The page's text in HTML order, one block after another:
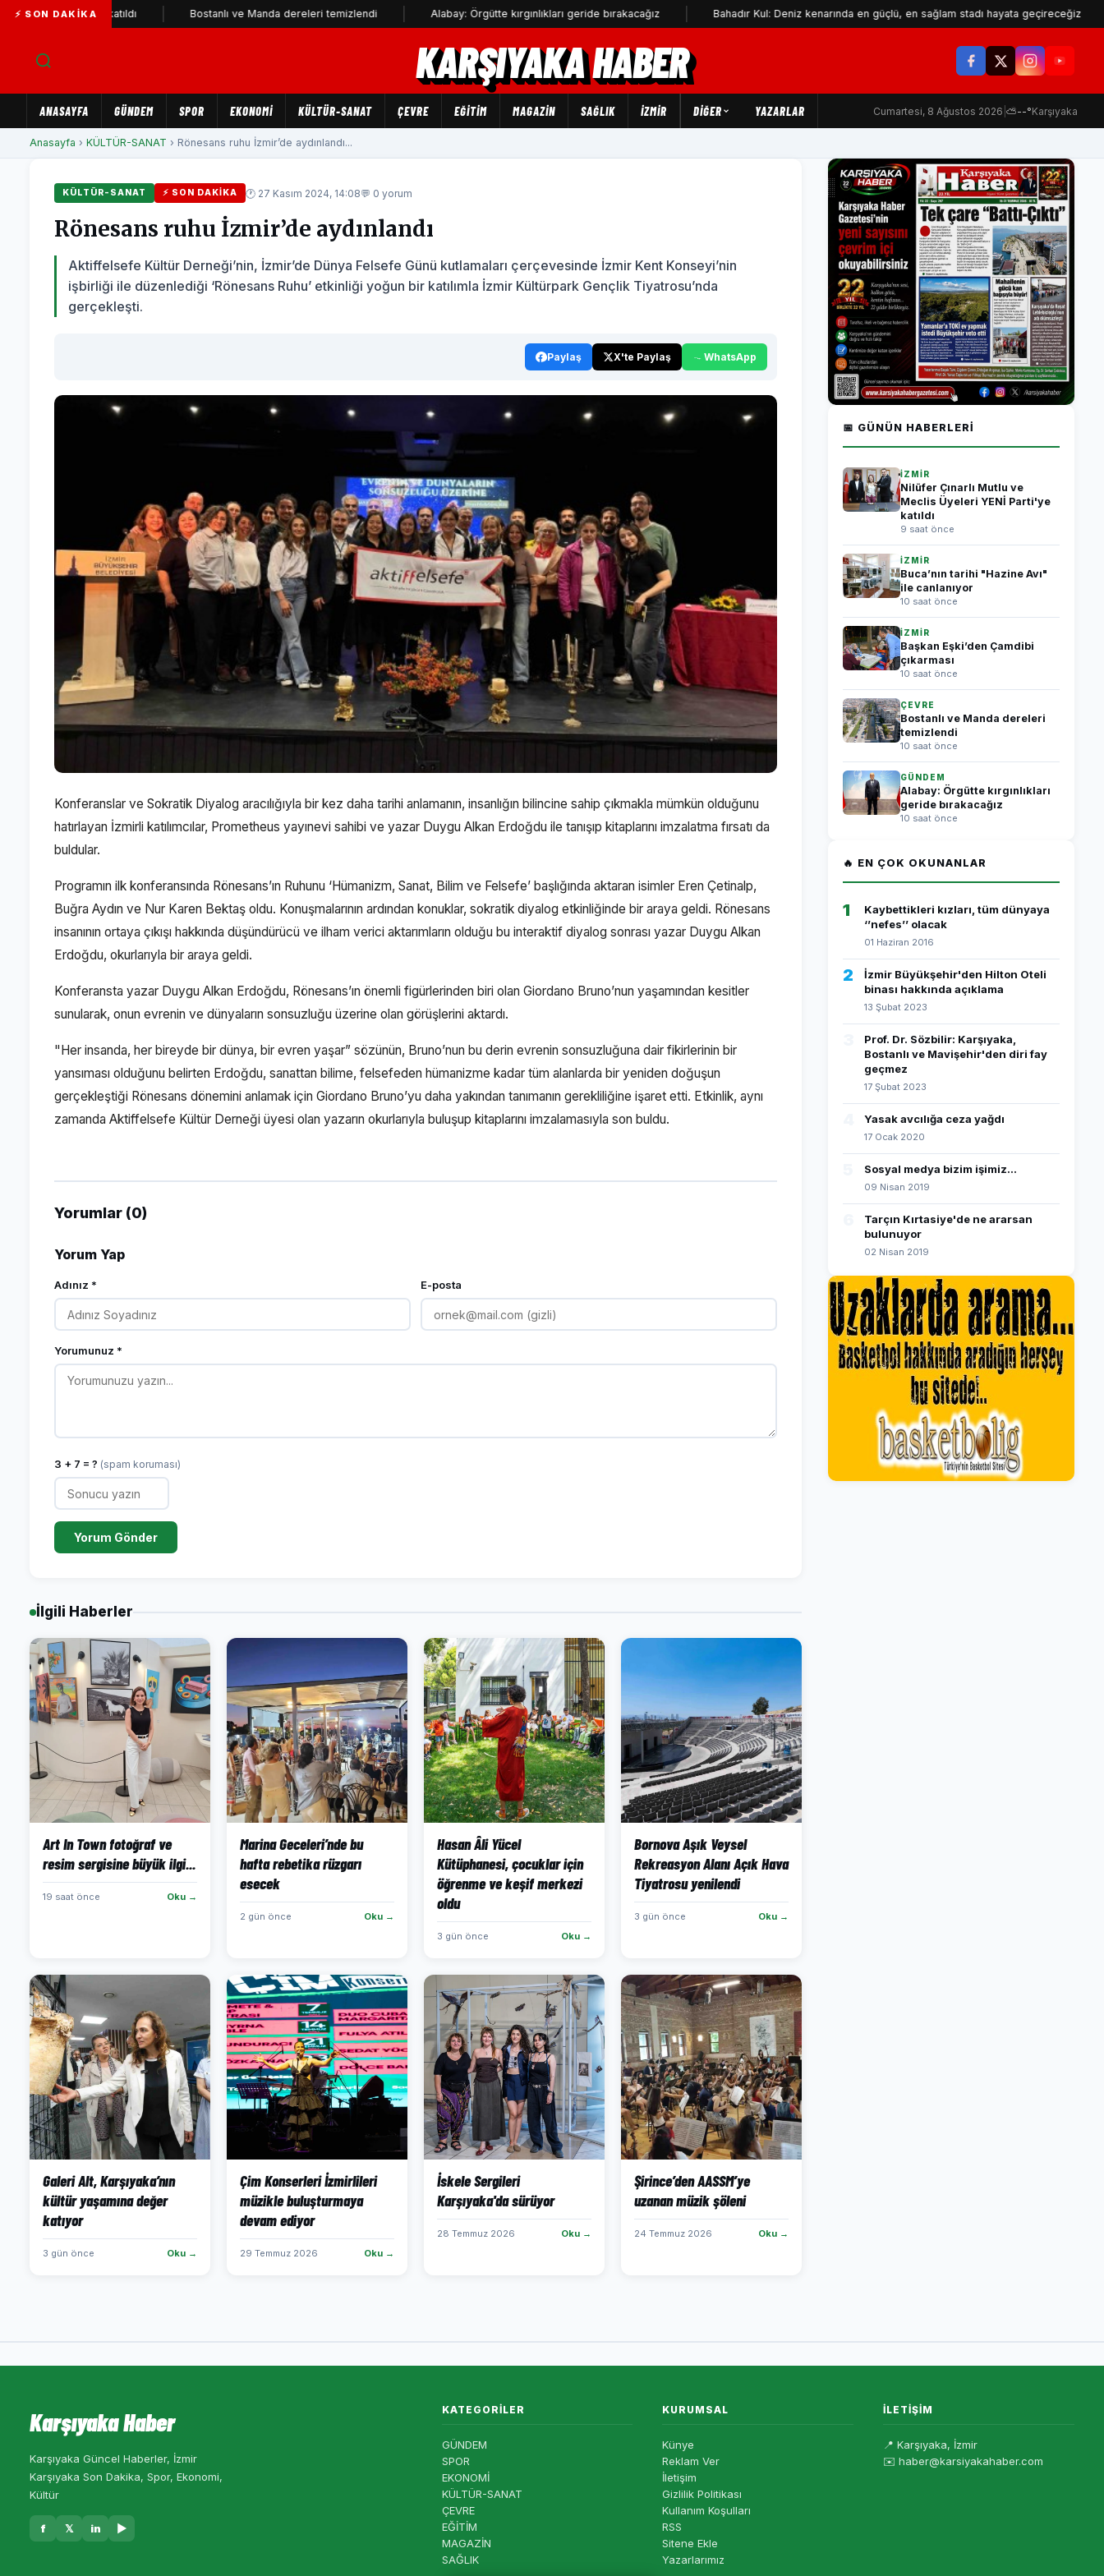
⚡ SON DAKIKA
katıldı Bostanlı ve Manda dereleri temizlendi Alabay: Örgütte kırgınlıkları geride bırakacağız Bahadır Kul: Deniz kenarında en güçlü, en sağlam stadı hayata geçireceğiz
KARŞIYAKA HABER
ANASAYFA GÜNDEM SPOR EKONOMİ KÜLTÜR-SANAT ÇEVRE EĞİTİM MAGAZİN SAĞLIK İZMİR DIĞER YAZARLAR Cumartesi, 8 Ağustos 2026 ⛅--°Karşıyaka
Anasayfa › KÜLTÜR-SANAT › Rönesans ruhu İzmir’de aydınlandı...
KÜLTÜR-SANAT ⚡ SON DAKIKA 🕐 27 Kasım 2024, 14:08💬 0 yorum
Rönesans ruhu İzmir’de aydınlandı
Aktiffelsefe Kültür Derneği’nin, İzmir’de Dünya Felsefe Günü kutlamaları çerçevesinde İzmir Kent Konseyi’nin
işbirliği ile düzenlediği ‘Rönesans Ruhu’ etkinliği yoğun bir katılımla İzmir Kültürpark Gençlik Tiyatrosu’nda
gerçekleşti.
Paylaş X'te Paylaş WhatsApp
Konferanslar ve Sokratik Diyalog aracılığıyla bir kez daha tarihi anlamanın, insanlığın bilincine sahip çıkmakla mümkün olduğunu
hatırlayan İzmirli katılımcılar, Prometheus yayınevi sahibi ve yazar Duygu Alkan Erdoğdu ile tanışıp kitaplarını imzalatma fırsatı da
buldular.
Programın ilk konferansında Rönesans’ın Ruhunu ‘Hümanizm, Sanat, Bilim ve Felsefe’ başlığında aktaran isimler Eren Çetinalp,
Buğra Aydın ve Nur Karen Bektaş oldu. Konuşmalarının ardından konuklar, sokratik diyalog etkinliğinde bir araya geldi. Rönesans
insanının ortaya çıkışı hakkında düşündürücü ve ilham verici aktarımların olduğu bu interaktif diyalog sonrası yazar Duygu Alkan
Erdoğdu, okurlarıyla bir araya geldi.
Konferansta yazar Duygu Alkan Erdoğdu, Rönesans’ın önemli figürlerinden biri olan Giordano Bruno’nun yaşamından kesitler
sunularak, onun evrenin ve dünyaların sonsuzluğu üzerine olan görüşlerini aktardı.
"Her insanda, her bireyde bir dünya, bir evren yaşar” sözünün, Bruno’nun bu derin evrenin sonsuzluğuna dair fikirlerinin bir
yansıması olduğunu belirten Erdoğdu, sanattan bilime, felsefeden hümanizme kadar tüm alanlarda bir yeniden doğuşun
gerçekleştiği Rönesans dönemini anlamak için Giordano Bruno’yu daha yakından tanımanın gerekliliğine işaret etti. Etkinlik, aynı
zamanda Aktiffelsefe Kültür Derneği üyesi olan yazarın okurlarıyla buluşup kitaplarını imzalamasıyla son buldu.
Yorumlar (0)
Yorum Yap
Adınız * E-posta
Yorumunuz *
3 + 7 = ? (spam koruması)
Yorum Gönder
İlgili Haberler
Art In Town fotoğraf ve
resim sergisine büyük ilgi...
19 saat önce Oku →
Marina Geceleri’nde bu
hafta rebetika rüzgarı
esecek
2 gün önce Oku →
Hasan Âli Yücel
Kütüphanesi, çocuklar için
öğrenme ve keşif merkezi
oldu
3 gün önce Oku →
Bornova Aşık Veysel
Rekreasyon Alanı Açık Hava
Tiyatrosu yenilendi
3 gün önce Oku →
Galeri Alt, Karşıyaka’nın
kültür yaşamına değer
katıyor
3 gün önce Oku →
Çim Konserleri İzmirlileri
müzikle buluşturmaya
devam ediyor
29 Temmuz 2026 Oku →
İskele Sergileri
Karşıyaka'da sürüyor
28 Temmuz 2026 Oku →
Şirince’den AASSM’ye
uzanan müzik şöleni
24 Temmuz 2026 Oku →
📅 GÜNÜN HABERLERI
İZMİR
Nilüfer Çınarlı Mutlu ve
Meclis Üyeleri YENİ Parti'ye
katıldı
9 saat önce
İZMİR
Buca’nın tarihi "Hazine Avı"
ile canlanıyor
10 saat önce
İZMİR
Başkan Eşki’den Çamdibi
çıkarması
10 saat önce
ÇEVRE
Bostanlı ve Manda dereleri
temizlendi
10 saat önce
GÜNDEM
Alabay: Örgütte kırgınlıkları
geride bırakacağız
10 saat önce
🔥 EN ÇOK OKUNANLAR
1
Kaybettikleri kızları, tüm dünyaya
‘’nefes’’ olacak
01 Haziran 2016
2
İzmir Büyükşehir'den Hilton Oteli
binası hakkında açıklama
13 Şubat 2023
Prof. Dr. Sözbilir: Karşıyaka,
Bostanlı ve Mavişehir'den diri fay
geçmez
17 Şubat 2023
Yasak avcılığa ceza yağdı
17 Ocak 2020
Sosyal medya bizim işimiz...
09 Nisan 2019
Tarçın Kırtasiye'de ne ararsan
bulunuyor
02 Nisan 2019
Karşıyaka Haber
Karşıyaka Güncel Haberler, İzmir
Karşıyaka Son Dakika, Spor, Ekonomi,
Kültür
f 𝕏 in ▶
KATEGORILER
GÜNDEM
SPOR
EKONOMİ
KÜLTÜR-SANAT
ÇEVRE
EĞİTİM
MAGAZİN
SAĞLIK
KURUMSAL
Künye
Reklam Ver
İletişim
Gizlilik Politikası
Kullanım Koşulları
RSS
Sitene Ekle
Yazarlarımız
İLETIŞIM
📍 Karşıyaka, İzmir
✉️ haber@karsiyakahaber.com